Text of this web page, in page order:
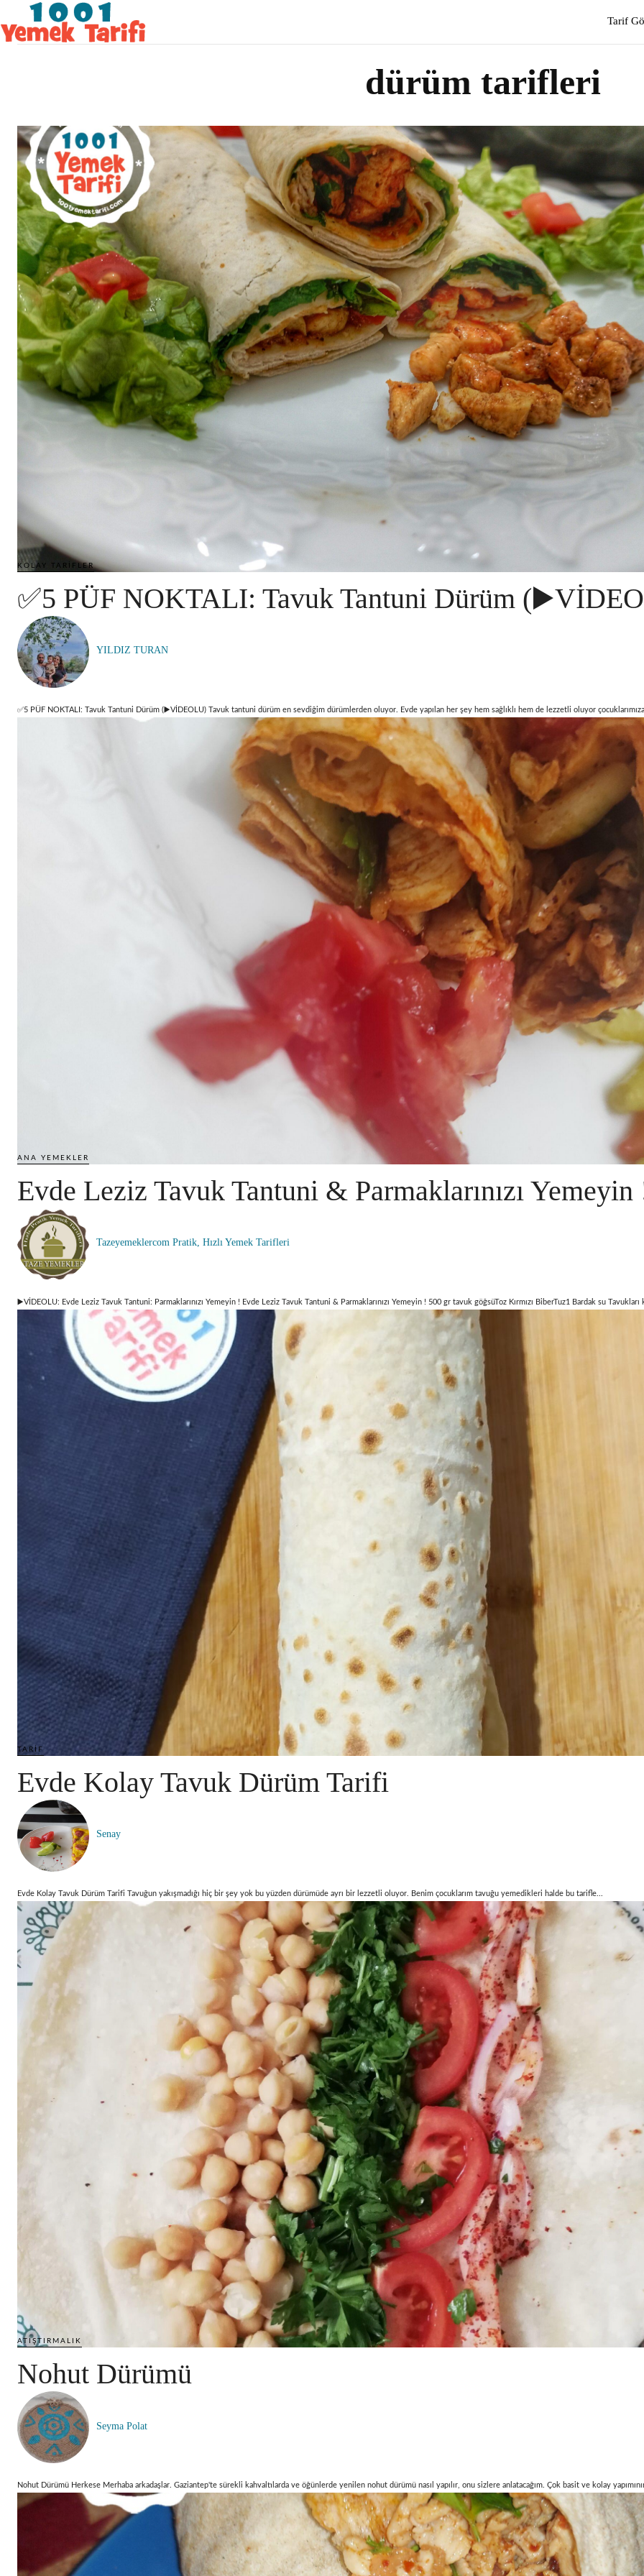
Tarif
dürüm tarifleri
KOLAY TARIFLER
✅5 PÜF NOKTALI: Tavuk Tantuni Dürüm
YILDIZ TURAN
✅5 PÜF NOKTALI: Tavuk Tantuni Dürüm (▶️VİDEOLU) Tavuk tantuni dürüm en sevdiğim dürümlerden oluyor. Evde yapılan her şey hem sağlıklı hem de lezzetli oluyor
ANA YEMEKLER
Evde Leziz Tavuk Tantuni & Parmaklarınızı Yemeyin
Tazeyemeklercom Pratik, Hızlı Yemek Tarifleri
▶️VİDEOLU: Evde Leziz Tavuk Tantuni: Parmaklarınızı Yemeyin ! Evde Leziz Tavuk Tantuni & Parmaklarınızı Yemeyin ! 500 gr tavuk göğsüToz Kırmızı BiberTuz1 Bardak su Tavukları
TARIF
Evde Kolay Tavuk Dürüm Tarifi
Senay
Evde Kolay Tavuk Dürüm Tarifi Tavuğun yakışmadığı hiç bir şey yok bu yüzden dürümüde ayrı bir lezzetli oluyor. Benim çocuklarım tavuğu yemedikleri halde bu tarifle...
ATIŞTIRMALIK
Nohut Dürümü
Seyma Polat
Nohut Dürümü Herkese Merhaba arkadaşlar. Gaziantep'te sürekli kahvaltılarda ve öğünlerde yenilen nohut dürümü nasıl yapılır, onu sizlere anlatacağım. Çok basit ve kolay